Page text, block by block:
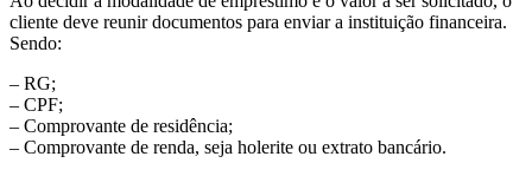
cliente deve reunir documentos para enviar a instituição financeira.
Sendo:
– RG;
– CPF;
– Comprovante de residência;
– Comprovante de renda, seja holerite ou extrato bancário.